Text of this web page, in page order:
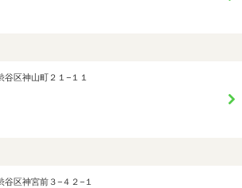
谷区神山町２１−１１
谷区神宮前３−４２−１